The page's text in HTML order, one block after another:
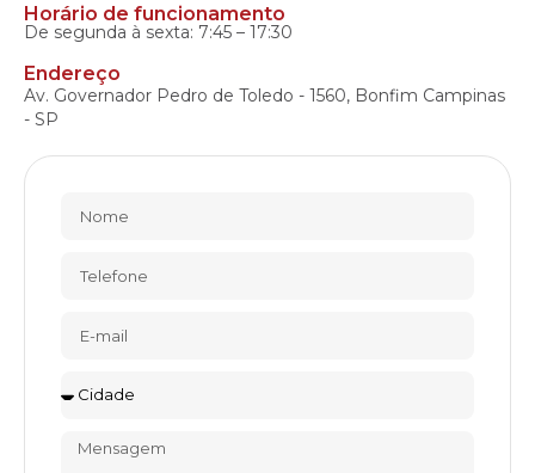
Horário de funcionamento
De segunda à sexta: 7:45 – 17:30
Endereço
Av. Governador Pedro de Toledo - 1560, Bonfim Campinas
- SP